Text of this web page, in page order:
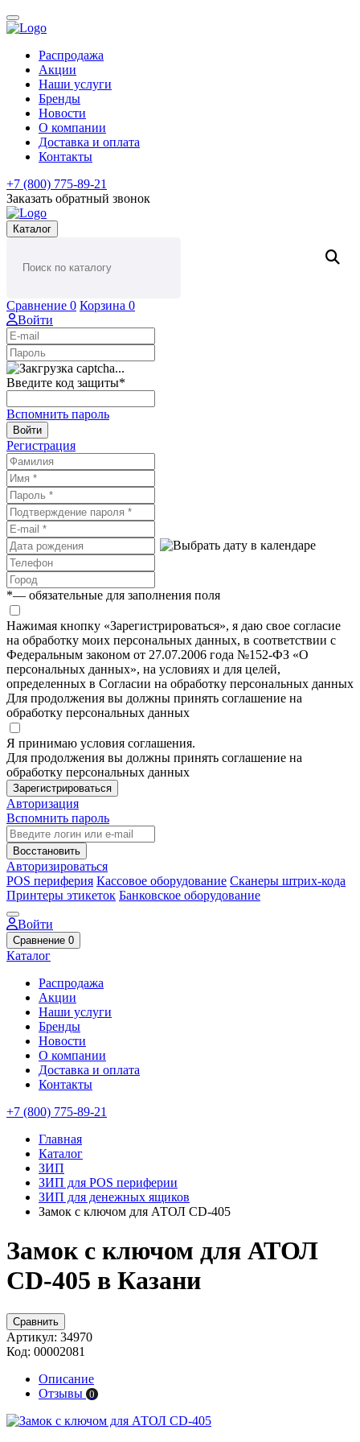
Распродажа
Акции
Наши услуги
Бренды
Новости
О компании
Доставка и оплата
Контакты
+7 (800) 775-89-21
Заказать обратный звонок
Каталог
Сравнение 0 Корзина 0
Войти
Введите код защиты*
Вспомнить пароль
Войти
Регистрация
*— обязательные для заполнения поля
Нажимая кнопку «Зарегистрироваться», я даю свое согласие
на обработку моих персональных данных, в соответствии с
Федеральным законом от 27.07.2006 года №152-ФЗ «О
персональных данных», на условиях и для целей,
определенных в Согласии на обработку персональных данных
Для продолжения вы должны принять соглашение на
обработку персональных данных
Я принимаю условия соглашения.
Для продолжения вы должны принять соглашение на
обработку персональных данных
Зарегистрироваться
Авторизация
Вспомнить пароль
Восстановить
Авторизироваться
POS периферия Кассовое оборудование Сканеры штрих-кода
Принтеры этикеток Банковское оборудование
Войти
Сравнение 0
Каталог
Распродажа
Акции
Наши услуги
Бренды
Новости
О компании
Доставка и оплата
Контакты
+7 (800) 775-89-21
Главная
Каталог
ЗИП
ЗИП для POS периферии
ЗИП для денежных ящиков
Замок с ключом для АТОЛ CD-405
Замок с ключом для АТОЛ
CD-405 в Казани
Сравнить
Артикул: 34970
Код: 00002081
Описание
Отзывы 0